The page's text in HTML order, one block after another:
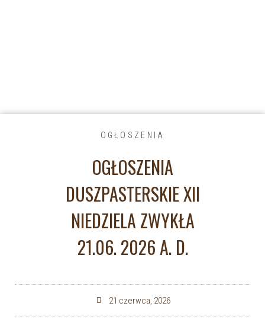
OGŁOSZENIA
OGŁOSZENIA
DUSZPASTERSKIE XII
NIEDZIELA ZWYKŁA
21.06. 2026 A. D.
21 czerwca, 2026